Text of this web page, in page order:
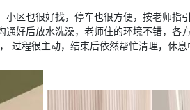
区也很好找，停车也很方便，按老师指
好后放水洗澡，老师住的环境不错，各
程很主动，结束后依然帮忙清理，休